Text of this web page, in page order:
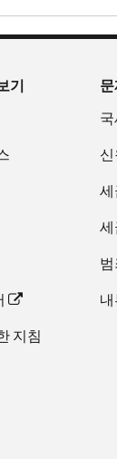
기
지침
세
세